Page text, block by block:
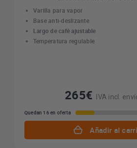
Varilla para vapor
Base anti-deslizante
Largo de café ajustable
Temperatura regulable
265€ IVA incl.
Quedan 16 en oferta
Añadir al